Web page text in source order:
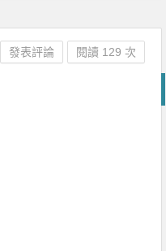
發表評論 閱讀 129 次